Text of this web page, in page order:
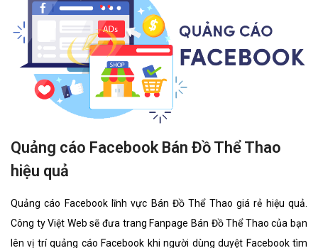
Quảng cáo Facebook Bán Đồ Thể Thao
hiệu quả
Quảng cáo Facebook lĩnh vực Bán Đồ Thể Thao giá rẻ hiệu quả.
Công ty Việt Web sẽ đưa trang Fanpage Bán Đồ Thể Thao của bạn
lên vị trí quảng cáo Facebook khi người dùng duyệt Facebook tìm